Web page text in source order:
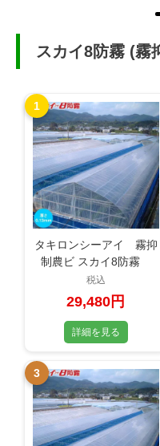
スカイ8防霧 (
1
タキロンシーアイ 霧抑
制農ビ スカイ8防霧
3.5×5間
0.13mm×840cm×13m
税込
29,480円
詳細を見る
3